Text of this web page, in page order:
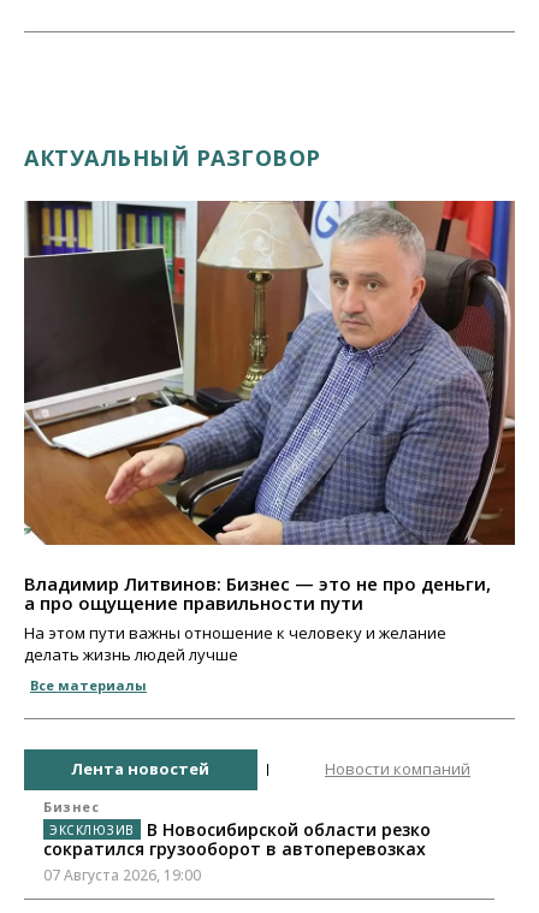
АКТУАЛЬНЫЙ РАЗГОВОР
Владимир Литвинов: Бизнес — это не про деньги,
а про ощущение правильности пути
На этом пути важны отношение к человеку и желание
делать жизнь людей лучше
Все материалы
Лента новостей Новости компаний
Бизнес
В Новосибирской области резко
сократился грузооборот в автоперевозках
07 Августа 2026, 19:00